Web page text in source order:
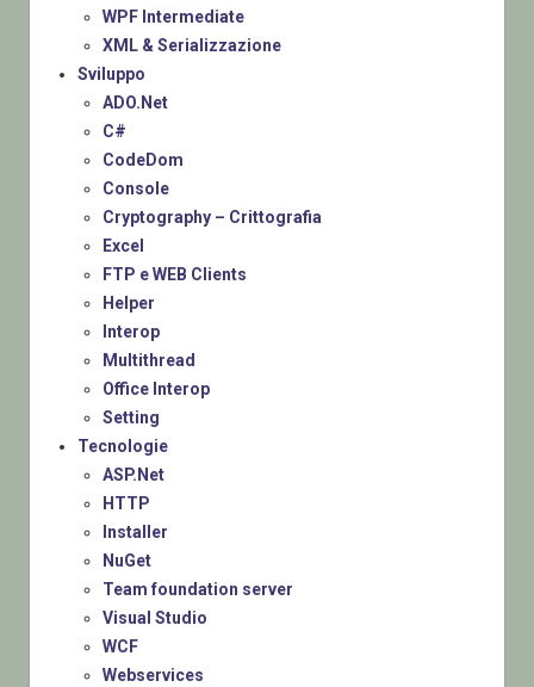
WPF Intermediate
XML & Serializzazione
Sviluppo
ADO.Net
C#
CodeDom
Console
Cryptography – Crittografia
Excel
FTP e WEB Clients
Helper
Interop
Multithread
Office Interop
Setting
Tecnologie
ASP.Net
HTTP
Installer
NuGet
Team foundation server
Visual Studio
WCF
Webservices